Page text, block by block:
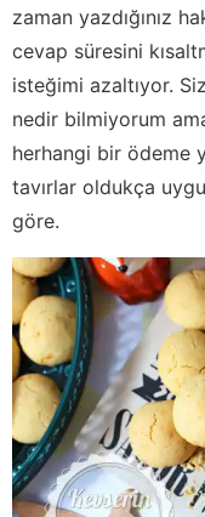
zaman yazdığınız
cevap süresini
isteğimi azaltıyor.
nedir bilmiyorum ama
herhangi bir ödeme
tavırlar oldukça
göre.